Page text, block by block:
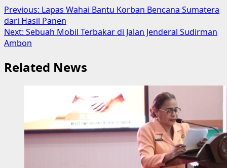
Post
navigation
Previous: Lapas Wahai Bantu Korban Bencana Sumatera
dari Hasil Panen
Next: Sebuah Mobil Terbakar di Jalan Jenderal Sudirman
Ambon
Related News